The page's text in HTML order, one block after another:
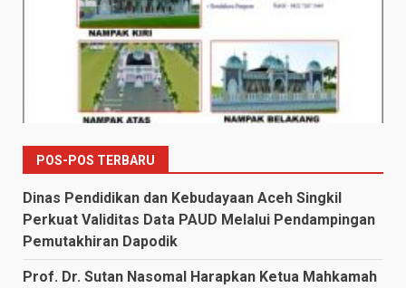
POS-POS TERBARU
Dinas Pendidikan dan Kebudayaan Aceh Singkil
Perkuat Validitas Data PAUD Melalui Pendampingan
Pemutakhiran Dapodik
Prof. Dr. Sutan Nasomal Harapkan Ketua Mahkamah